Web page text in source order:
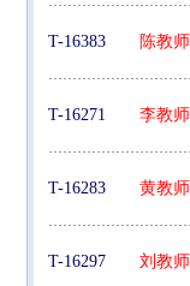
T-16383 陈教师
T-16271 李教师
T-16283 黄教师
T-16297 刘教师